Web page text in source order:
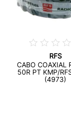
RFS
CABO COAXIAL
50R PT KMP/
(4973)